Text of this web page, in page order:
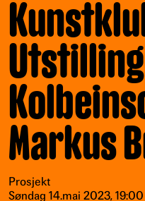
Markus
Prosjekt
Søndag 14.mai 2023,